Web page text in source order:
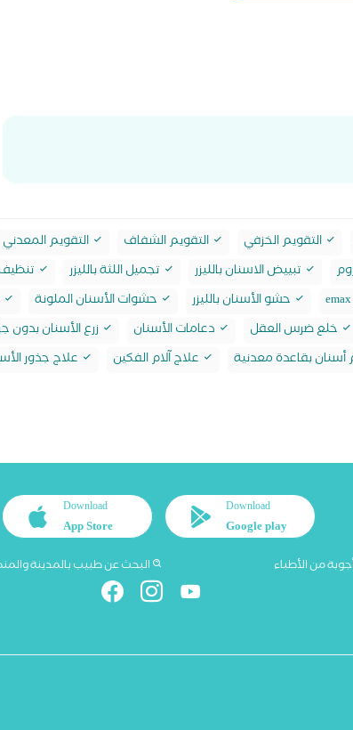
التقويم الخزفي التقويم الشفاف التقويم المعدني
تبييض الاسنان بالليزر تجميل اللثة بالليزر
حشو الأسنان بالليزر حشوات الأسنان الملونة
خلع ضرس العقل دعامات الأسنان زرع الأسنان بدون
بقاعدة معدنية علاج آلام الفكين علاج جذور
Download
Google play
Download
App Store
من الأطباء البحث عن طبيب بالمدينة